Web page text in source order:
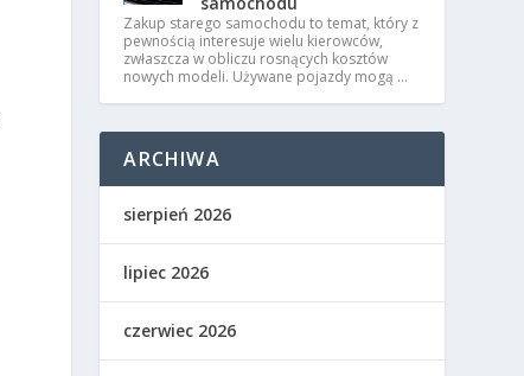
Zakup starego samochodu to temat, który z
pewnością interesuje wielu kierowców,
zwłaszcza w obliczu rosnących kosztów
nowych modeli. Używane pojazdy mogą …
ARCHIWA
sierpień 2026
lipiec 2026
czerwiec 2026